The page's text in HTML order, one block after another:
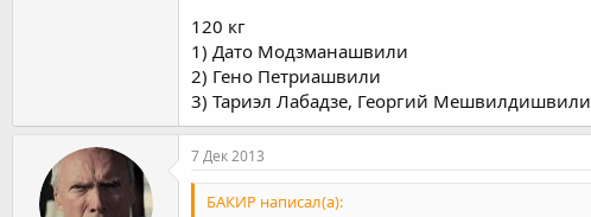
120 кг
1) Дато Модзманашвили
2) Гено Петриашвили
3) Тариэл Лабадзе, Георгий Мешвилдишвили
7 Дек 2013
БАКИР написал(а):